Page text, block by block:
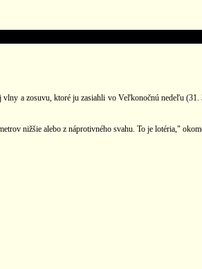
a zosuvu, ktoré ju zasiahli vo Veľkonočnú nedeľu
nižšie alebo z náprotivného svahu. To je lotéria,"